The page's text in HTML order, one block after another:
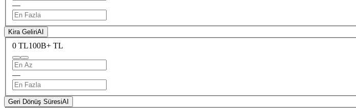
—
Kira GeliriAI
0 TL100B+ TL
—
Geri Dönüş SüresiAI